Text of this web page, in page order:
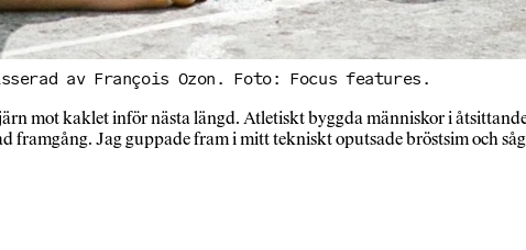
av François Ozon. Foto: Focus features.
mot kaklet inför nästa längd. Atletiskt byggda människor i
Jag guppade fram i mitt tekniskt oputsade bröstsim och